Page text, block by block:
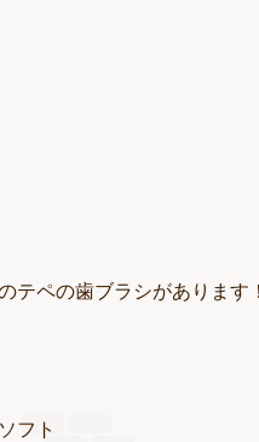
テペの歯ブラシがあります！
フト